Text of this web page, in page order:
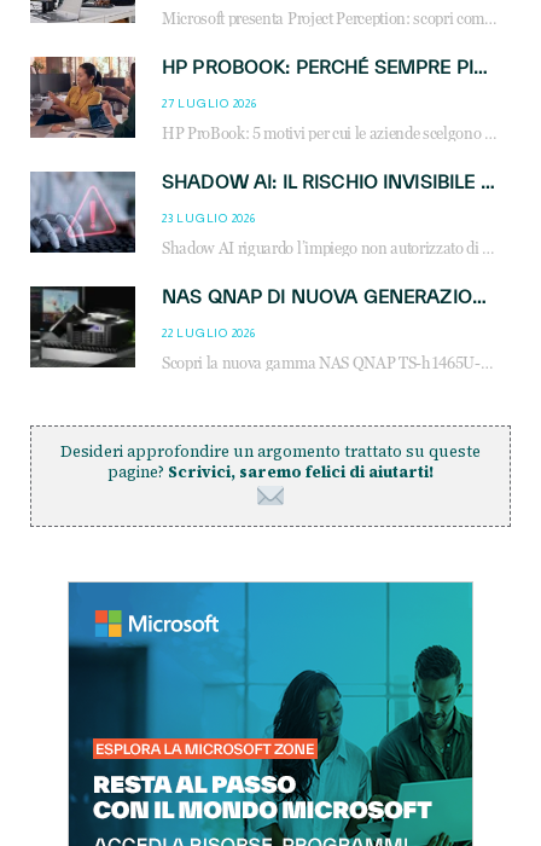
Microsoft presenta Project Perception: scopri come gli agenti AI possono trasformare cybersecurity, SOC e servizi gestiti degli MSP.
HP PROBOOK: PERCHÉ SEMPRE PIÙ AZIENDE SCELGONO NOTEBOOK PROGETTATI PER IL LAVORO MODERNO
27 LUGLIO 2026
HP ProBook: 5 motivi per cui le aziende scelgono i notebook business HP per migliorare produttività, sicurezza e gestione dell’AI.
SHADOW AI: IL RISCHIO INVISIBILE CHE LE AZIENDE POSSONO GOVERNARE
23 LUGLIO 2026
Shadow AI riguardo l’impiego non autorizzato di sistemi AI all’interno dell’azienda. E’ una pratica che si diffonde a partire dai dipendenti fino ai dirigenti e mette a repentaglio la cybersecurity, con costi più elevati per le organizzazioni. Due recenti report illustrano il fenomeno e forniscono dati in merito
NAS QNAP DI NUOVA GENERAZIONE: PIÙ PRESTAZIONI, SCALABILITÀ E PROTEZIONE DEI DATI PER LE INFRASTRUTTURE IT MODERNE
22 LUGLIO 2026
Scopri la nuova gamma NAS QNAP TS-h1465U-RP, TS-h1065eU e TS-h665U: storage aziendale con ZFS, DDR5, E1.S NVMe e connettività 2.5GbE per backup, virtualizzazione e cybersecurity.
Desideri approfondire un argomento trattato su queste
pagine? Scrivici, saremo felici di aiutarti!